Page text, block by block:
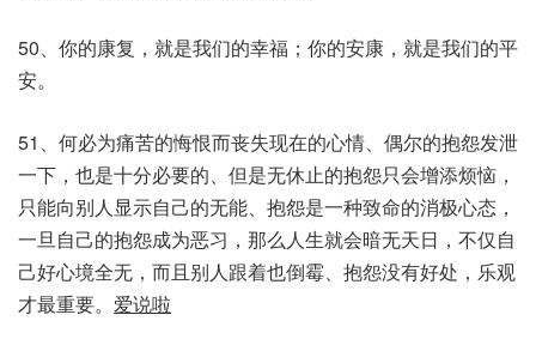
50、你的康复，就是我们的幸福；你的安康，就是我们的平
安。
51、何必为痛苦的悔恨而丧失现在的心情、偶尔的抱怨发泄
一下，也是十分必要的、但是无休止的抱怨只会增添烦恼，
只能向别人显示自己的无能、抱怨是一种致命的消极心态，
一旦自己的抱怨成为恶习，那么人生就会暗无天日，不仅自
己好心境全无，而且别人跟着也倒霉、抱怨没有好处，乐观
才最重要。 爱说啦